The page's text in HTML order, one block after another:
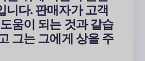
니다. 판매자가 고객
움이 되는 것과 같습
그는 그에게 상을 주